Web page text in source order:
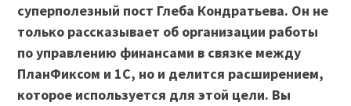
суперполезный пост Глеба Кондратьева. Он не
только рассказывает об организации работы
по управлению финансами в связке между
ПланФиксом и 1С, но и делится расширением,
которое используется для этой цели. Вы